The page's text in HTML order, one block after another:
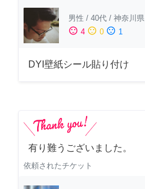
男性 / 40代 / 神奈川県
sentiment_satisfied 4 sentiment_neutral 0 sentiment_dissatisfied 1
DYI壁紙シール貼り付け
有り難うございました。
依頼されたチケット